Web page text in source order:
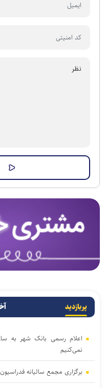
پربازدید
اعلام رسمی بانک شهر به
نمی‌کنیم
برگزاری مجمع سالیانه